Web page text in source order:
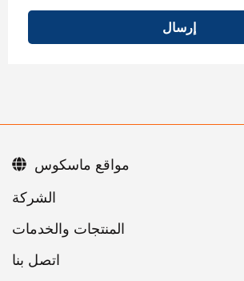
إرسال
اتصل بنا
مواقع ماسكوس